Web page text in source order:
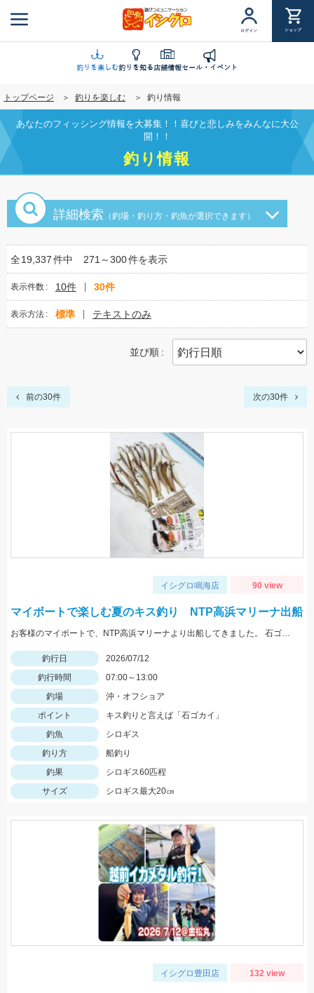
ン
に
移
動
ログイン ショップ
釣りを楽しむ釣りを知る店舗情報セール・イベント
トップページ 釣りを楽しむ 釣り情報
あなたのフィッシング情報を大募集！！喜びと悲しみをみんなに大公
開！！
釣り情報
詳細検索 （釣場・釣り方・釣魚が選択できます）
全19,337件中 271～300件を表示
表示件数 10件 30件
表示方法 標準 テキストのみ
並び順
前の30件 次の30件
イシグロ鳴海店 90 view
マイボートで楽しむ夏のキス釣り NTP高浜マリーナ出船
お客様のマイボートで、NTP高浜マリーナより出船してきました。 石ゴカイをエサに船キス仕掛けを使用して楽しんできました！
釣行日
2026/07/12
釣行時間
07:00～13:00
釣場
沖・オフショア
ポイント
キス釣りと言えば「石ゴカイ」
釣魚
シロギス
釣り方
船釣り
釣果
シロギス60匹程
サイズ
シロギス最大20㎝
イシグロ豊田店 132 view